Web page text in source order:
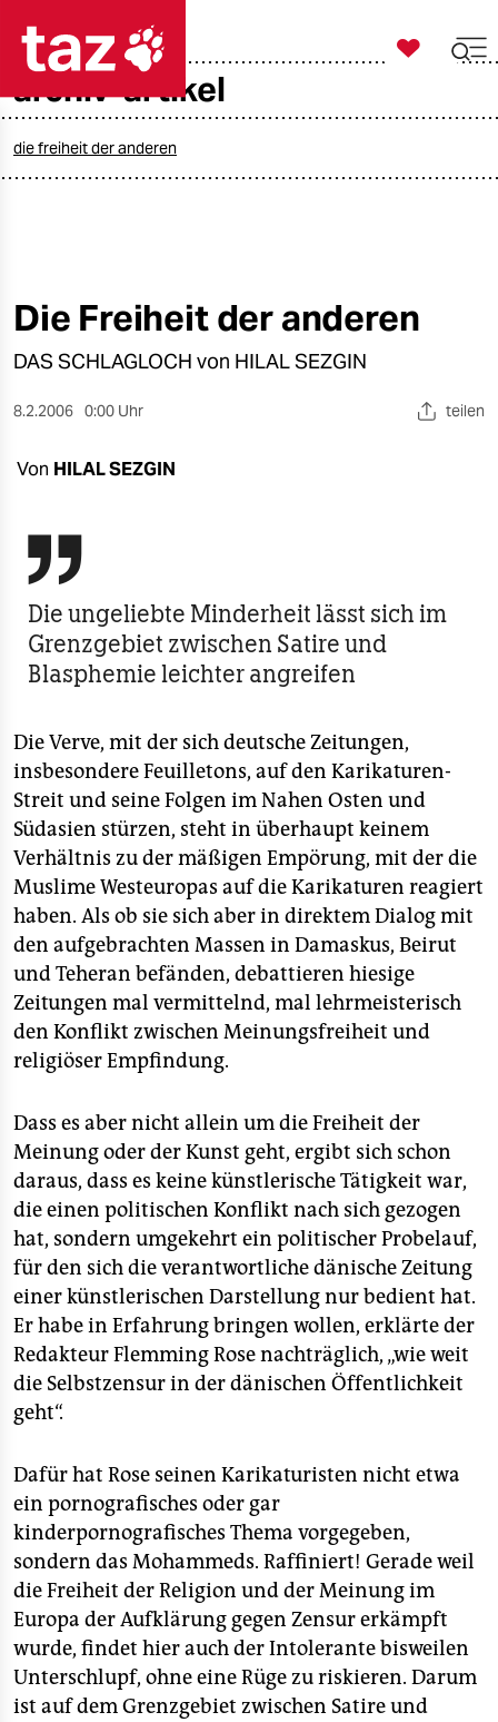
öko
gesellschaft
kultur
nord
wahrheit
verlag
veranstaltungen
shop
fragen & hilfe
unterstützen
abo
genossenschaft
epaper login

taz zahl ich
archiv-artikel
die freiheit der anderen
Die Freiheit der anderen
DAS SCHLAGLOCH von HILAL SEZGIN
8.2.2006 0:00 Uhr teilen
Von HILAL SEZGIN

Die ungeliebte Minderheit lässt sich im
Grenzgebiet zwischen Satire und
Blasphemie leichter angreifen
Die Verve, mit der sich deutsche Zeitungen,
insbesondere Feuilletons, auf den Karikaturen-
Streit und seine Folgen im Nahen Osten und
Südasien stürzen, steht in überhaupt keinem
Verhältnis zu der mäßigen Empörung, mit der die
Muslime Westeuropas auf die Karikaturen reagiert
haben. Als ob sie sich aber in direktem Dialog mit
den aufgebrachten Massen in Damaskus, Beirut
und Teheran befänden, debattieren hiesige
Zeitungen mal vermittelnd, mal lehrmeisterisch
den Konflikt zwischen Meinungsfreiheit und
religiöser Empfindung.
Dass es aber nicht allein um die Freiheit der
Meinung oder der Kunst geht, ergibt sich schon
daraus, dass es keine künstlerische Tätigkeit war,
die einen politischen Konflikt nach sich gezogen
hat, sondern umgekehrt ein politischer Probelauf,
für den sich die verantwortliche dänische Zeitung
einer künstlerischen Darstellung nur bedient hat.
Er habe in Erfahrung bringen wollen, erklärte der
Redakteur Flemming Rose nachträglich, „wie weit
die Selbstzensur in der dänischen Öffentlichkeit
geht“.
Dafür hat Rose seinen Karikaturisten nicht etwa
ein pornografisches oder gar
kinderpornografisches Thema vorgegeben,
sondern das Mohammeds. Raffiniert! Gerade weil
die Freiheit der Religion und der Meinung im
Europa der Aufklärung gegen Zensur erkämpft
wurde, findet hier auch der Intolerante bisweilen
Unterschlupf, ohne eine Rüge zu riskieren. Darum
ist auf dem Grenzgebiet zwischen Satire und